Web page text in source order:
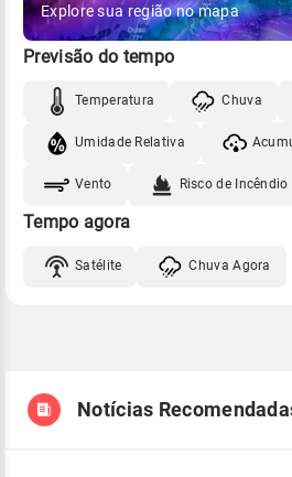
Explore sua região no mapa
Previsão do tempo
Temperatura Chuva
Umidade Relativa
Vento Risco de Incêndio
Tempo agora
Satélite Chuva Agora
Notícias